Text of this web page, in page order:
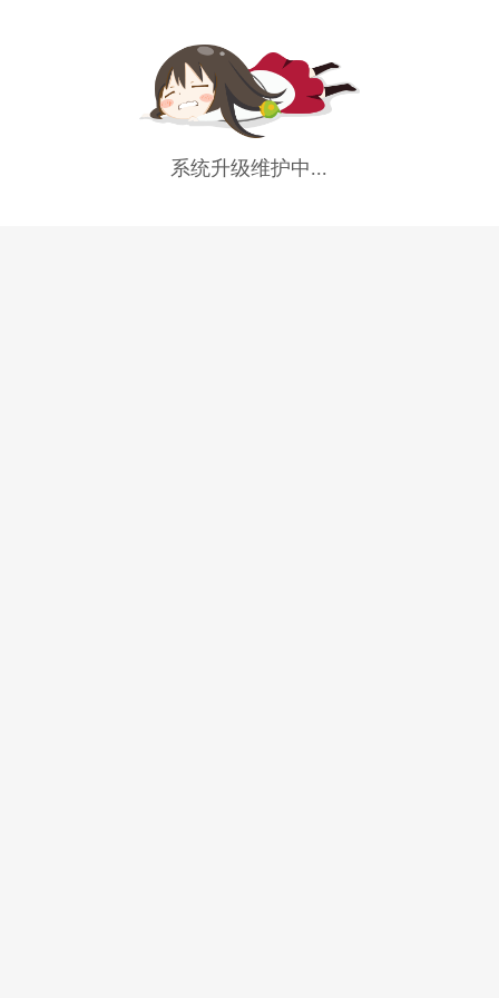
系统升级维护中...